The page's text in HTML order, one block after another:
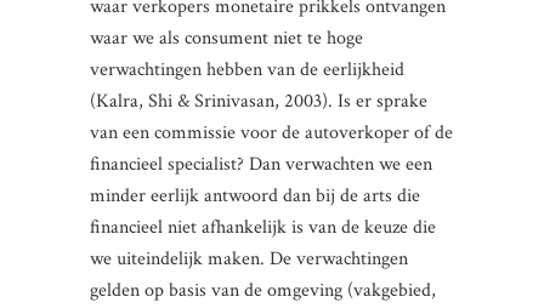
waar verkopers monetaire prikkels ontvangen
waar we als consument niet te hoge
verwachtingen hebben van de eerlijkheid
(Kalra, Shi & Srinivasan, 2003). Is er sprake
van een commissie voor de autoverkoper of de
financieel specialist? Dan verwachten we een
minder eerlijk antwoord dan bij de arts die
financieel niet afhankelijk is van de keuze die
we uiteindelijk maken. De verwachtingen
gelden op basis van de omgeving (vakgebied,